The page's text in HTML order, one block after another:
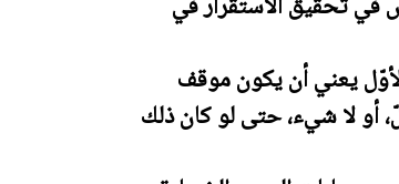
يعني أن يكون موقف
أو لا شيء، حتى لو كان ذلك